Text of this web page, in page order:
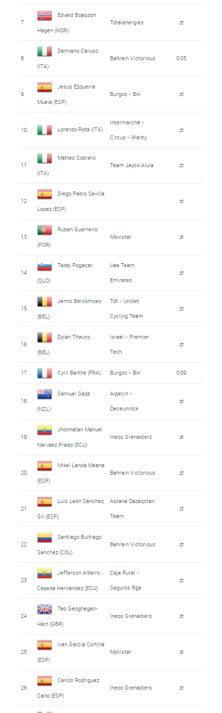
7
Edvald Boasson
Hagen (NOR)
Totalenergies zt
8
Damiano Caruso
(ITA)
Bahrain Victorious 0:05
9
Jesús Ezquerra
Muela (ESP)
Burgos - BH zt
10 Lorenzo Rota (ITA)
Intermarché -
Circus - Wanty
zt
11
Matteo Sobrero
(ITA)
Team Jayco Alula zt
12
Diego Pablo Sevilla
Lopez (ESP)
zt
13
Ruben Guerreiro
(POR)
Movistar zt
14
Tadej Pogacar
(SLO)
Uae Team
Emirates
zt
15
Jenno Berckmoes
(BEL)
Tdt - Unibet
Cycling Team
zt
16
Dylan Theuns
(BEL)
Israel - Premier
Tech
zt
17 Cyril Barthe (FRA) Burgos - BH 0:09
18
Samuel Gaze
(NZL)
Alpecin -
Deceuninck
zt
19
Jhonnatan Manuel
Narváez Prado (ECU)
Ineos Grenadiers zt
20
Mikel Landa Meana
(ESP)
Bahrain Victorious zt
21
Luis León Sánchez
Gil (ESP)
Astana Qazaqstan
Team
zt
22
Santiago Buitrago
Sanchez (COL)
Bahrain Victorious zt
23
Jefferson Albeiro
Cepeda Hernandez (ECU)
Caja Rural -
Seguros Rga
zt
24
Tao Geoghegan-
Hart (GBR)
Ineos Grenadiers zt
25
Ivan Garcia Cortina
(ESP)
Movistar zt
26
Carlos Rodriguez
Cano (ESP)
Ineos Grenadiers zt